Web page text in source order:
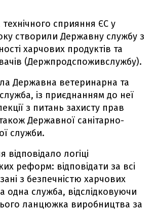
сприяння ЄС у
створили Державну службу з
харчових продуктів та
(Держпродспоживслужбу).
Державна ветеринарна та
із приєднанням до неї
з питань захисту прав
Державної санітарно-
служби.
відповідало логіці
реформ: відповідати за всі
з безпечністю харчових
одна служба, відслідковуючи
ланцюжка виробництва за